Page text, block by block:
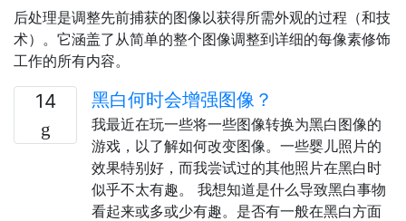
后处理是调整先前捕获的图像以获得所需外观的过程（和技
术）。它涵盖了从简单的整个图像调整到详细的每像素修饰
工作的所有内容。
14 黑白何时会增强图像？
我最近在玩一些将一些图像转换为黑白图像的
游戏，以了解如何改变图像。一些婴儿照片的
效果特别好，而我尝试过的其他照片在黑白时
似乎不太有趣。 我想知道是什么导致黑白事物
看起来或多或少有趣。是否有一般在黑白方面